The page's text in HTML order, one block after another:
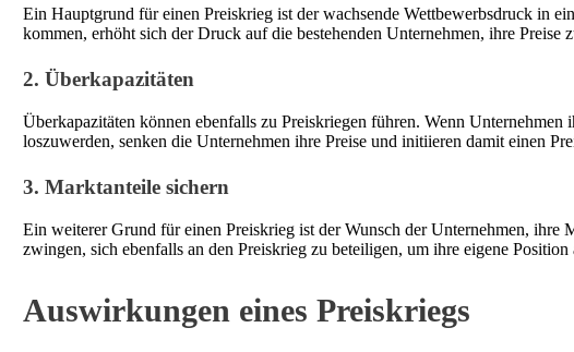
Ein Hauptgrund für einen Preiskrieg ist der wachsende Wettbewerbsdruck in
kommen, erhöht sich der Druck auf die bestehenden Unternehmen, ihre Preise
2. Überkapazitäten
Überkapazitäten können ebenfalls zu Preiskriegen führen. Wenn
loszuwerden, senken die Unternehmen ihre Preise und initiieren damit einen
3. Marktanteile sichern
Ein weiterer Grund für einen Preiskrieg ist der Wunsch der Unternehmen, ihre
zwingen, sich ebenfalls an den Preiskrieg zu beteiligen, um ihre eigene
Auswirkungen eines Preiskriegs